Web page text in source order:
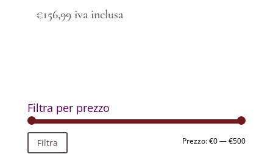
€156,99 iva inclusa
Filtra per prezzo
Prezzo
Prezzo
Filtra Prezzo:€0—€500